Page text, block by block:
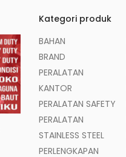
Kategori produk
BAHAN
BRAND
PERALATAN
KANTOR
PERALATAN SAFETY
PERALATAN
STAINLESS STEEL
PERLENGKAPAN